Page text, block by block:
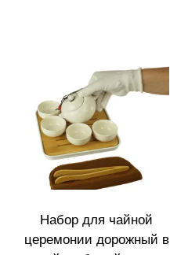
Набор для чайной
церемонии дорожный в